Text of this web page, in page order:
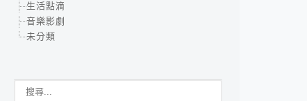
生活點滴
音樂影劇
未分類